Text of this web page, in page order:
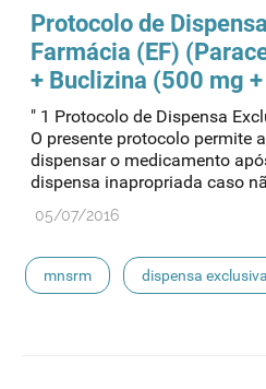
pílula do dia seguinte
paracetamol codeina buclizina
contraceção de emergência
Protocolo de
Farmácia (EF)
+ Buclizina (500 mg
" 1 Protocolo de Dispensa
O presente protocolo permite
dispensar o medicamento
dispensa inapropriada caso
05/07/2016
mnsrm dispensa